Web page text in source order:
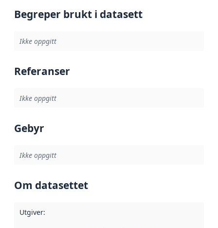
Begreper brukt i datasett
Ikke oppgitt
Referanser
Ikke oppgitt
Gebyr
Ikke oppgitt
Om datasettet
Utgiver: